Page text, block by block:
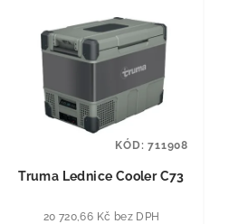
Truma Lednice Cooler C73
20 720,66 Kč bez DPH
KÓD:711908